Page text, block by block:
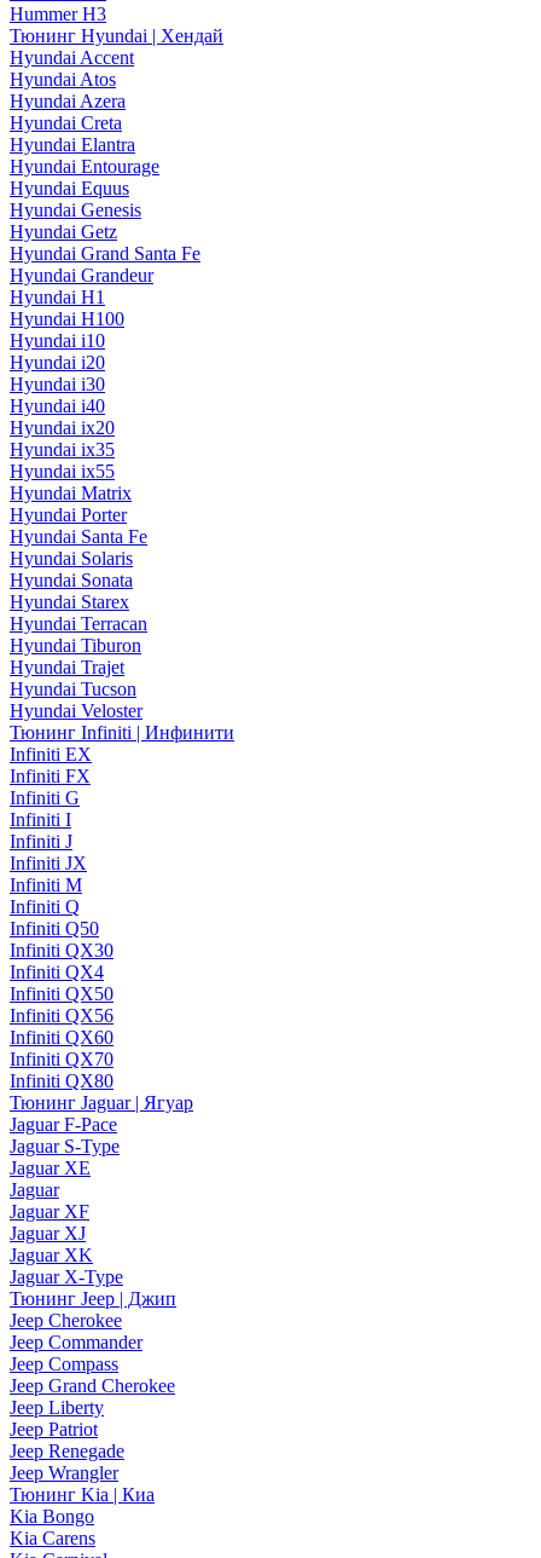
Hummer H3
Тюнинг Hyundai | Хендай
Hyundai Accent
Hyundai Atos
Hyundai Azera
Hyundai Creta
Hyundai Elantra
Hyundai Entourage
Hyundai Equus
Hyundai Genesis
Hyundai Getz
Hyundai Grand Santa Fe
Hyundai Grandeur
Hyundai H1
Hyundai H100
Hyundai i10
Hyundai i20
Hyundai i30
Hyundai i40
Hyundai ix20
Hyundai ix35
Hyundai ix55
Hyundai Matrix
Hyundai Porter
Hyundai Santa Fe
Hyundai Solaris
Hyundai Sonata
Hyundai Starex
Hyundai Terracan
Hyundai Tiburon
Hyundai Trajet
Hyundai Tucson
Hyundai Veloster
Тюнинг Infiniti | Инфинити
Infiniti EX
Infiniti FX
Infiniti G
Infiniti I
Infiniti J
Infiniti JX
Infiniti M
Infiniti Q
Infiniti Q50
Infiniti QX30
Infiniti QX4
Infiniti QX50
Infiniti QX56
Infiniti QX60
Infiniti QX70
Infiniti QX80
Тюнинг Jaguar | Ягуар
Jaguar F-Pace
Jaguar S-Type
Jaguar XE
Jaguar
Jaguar XF
Jaguar XJ
Jaguar XK
Jaguar X-Type
Тюнинг Jeep | Джип
Jeep Cherokee
Jeep Commander
Jeep Compass
Jeep Grand Cherokee
Jeep Liberty
Jeep Patriot
Jeep Renegade
Jeep Wrangler
Тюнинг Kia | Киа
Kia Bongo
Kia Carens